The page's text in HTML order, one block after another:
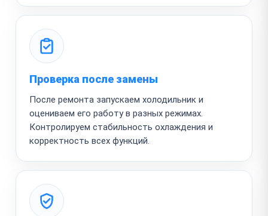
Проверка после замены
После ремонта запускаем холодильник и
оцениваем его работу в разных режимах.
Контролируем стабильность охлаждения и
корректность всех функций.